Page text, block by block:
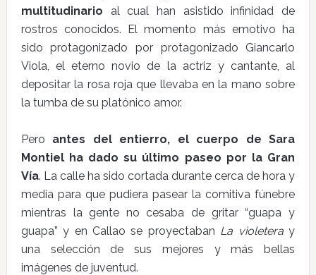
multitudinario al cual han asistido infinidad de
rostros conocidos. El momento más emotivo ha
sido protagonizado por protagonizado Giancarlo
Viola, el eterno novio de la actriz y cantante, al
depositar la rosa roja que llevaba en la mano sobre
la tumba de su platónico amor.
Pero antes del entierro, el cuerpo de Sara
Montiel ha dado su último paseo por la Gran
Vía. La calle ha sido cortada durante cerca de hora y
media para que pudiera pasear la comitiva fúnebre
mientras la gente no cesaba de gritar “guapa y
guapa” y en Callao se proyectaban La violeteray
una selección de sus mejores y más bellas
imágenes de juventud.